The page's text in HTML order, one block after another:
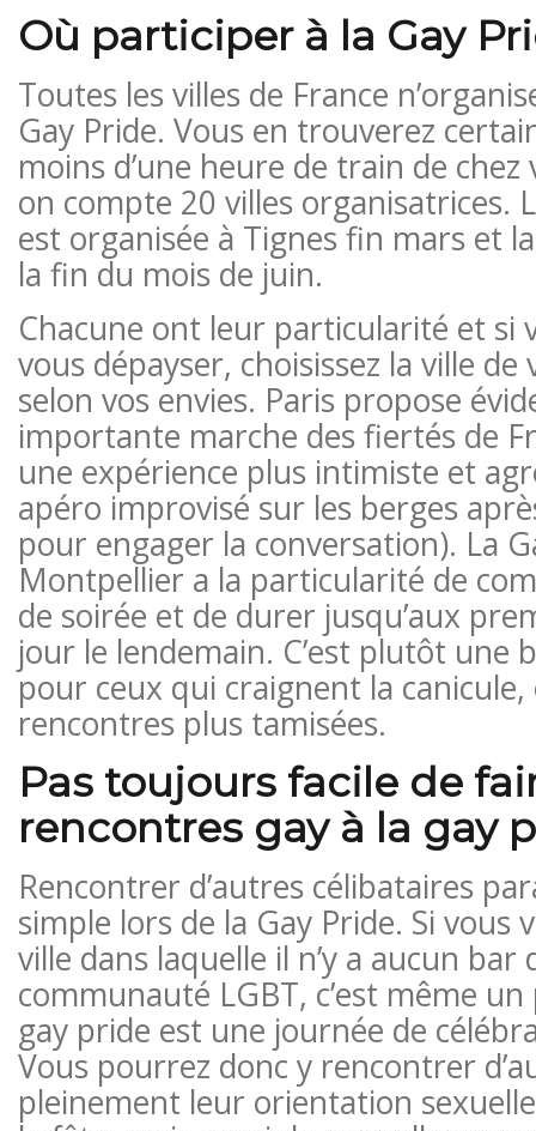
Où participer à la Gay
Toutes les villes de France
Gay Pride. Vous en trouverez
moins d’une heure de train de
on compte 20 villes organisatrices.
est organisée à Tignes fin mars et
la fin du mois de juin.
Chacune ont leur particularité et si
vous dépayser, choisissez la ville de
selon vos envies. Paris propose
importante marche des fiertés de
une expérience plus intimiste et
apéro improvisé sur les berges
pour engager la conversation). La
Montpellier a la particularité de
de soirée et de durer jusqu’aux
jour le lendemain. C’est plutôt une
pour ceux qui craignent la
rencontres plus tamisées.
Pas toujours facile de
rencontres gay à la gay
Rencontrer d’autres célibataires
simple lors de la Gay Pride. Si vous
ville dans laquelle il n’y a aucun bar
communauté LGBT, c’est même un
gay pride est une journée de
Vous pourrez donc y rencontrer
pleinement leur orientation